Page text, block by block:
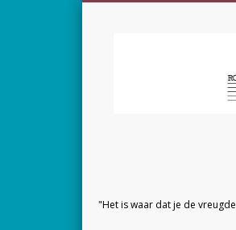
"Het is waar dat je de